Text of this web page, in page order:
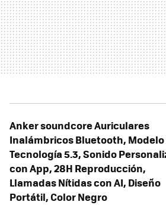
Anker soundcore Auriculares
Inalámbricos Bluetooth, Modelo
Tecnología 5.3, Sonido
con App, 28H Reproducción,
Llamadas Nítidas con AI, Diseño
Portátil, Color Negro